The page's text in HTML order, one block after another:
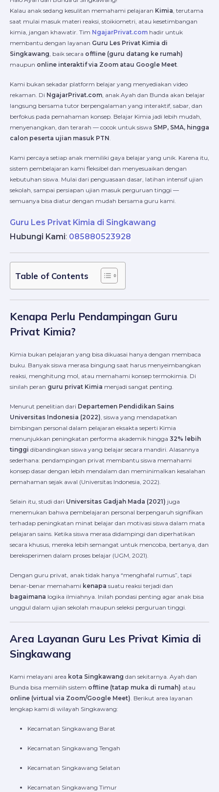
Kalau anak sedang kesulitan memahami pelajaran Kimia , terutama
saat mulai masuk materi reaksi, stoikiometri, atau kesetimbangan
kimia, jangan khawatir. Tim NgajarPrivat.com hadir untuk
membantu dengan layanan Guru Les Privat Kimia di
Singkawang , baik secara offline (guru datang ke rumah)
maupun online interaktif via Zoom atau Google Meet
Kami bukan sekadar platform belajar yang menyediakan video
rekaman. Di NgajarPrivat.com , anak Ayah dan Bunda akan belajar
langsung bersama tutor berpengalaman yang interaktif, sabar, dan
berfokus pada pemahaman konsep. Belajar Kimia jadi lebih mudah,
menyenangkan, dan terarah — cocok untuk siswa SMP, SMA, hingga
calon peserta ujian masuk PTN
Kami percaya setiap anak memiliki gaya belajar yang unik. Karena itu,
sistem pembelajaran kami fleksibel dan menyesuaikan dengan
kebutuhan siswa. Mulai dari penguasaan dasar, latihan intensif ujian
sekolah, sampai persiapan ujian masuk perguruan tinggi —
semuanya bisa diatur dengan mudah bersama guru kami.
Guru Les Privat Kimia di Singkawang
Hubungi Kami: 085880523928
Table of Contents
Kenapa Perlu Pendampingan Guru
Privat Kimia?
Kimia bukan pelajaran yang bisa dikuasai hanya dengan membaca
buku. Banyak siswa merasa bingung saat harus menyeimbangkan
reaksi, menghitung mol, atau memahami konsep termokimia. Di
sinilah peran guru privat Kimia menjadi sangat penting.
Menurut penelitian dari Departemen Pendidikan Sains
Universitas Indonesia (2022) , siswa yang mendapatkan
bimbingan personal dalam pelajaran eksakta seperti Kimia
menunjukkan peningkatan performa akademik hingga 32% lebih
tinggi dibandingkan siswa yang belajar secara mandiri. Alasannya
sederhana: pendampingan privat membantu siswa memahami
konsep dasar dengan lebih mendalam dan meminimalkan kesalahan
pemahaman sejak awal (Universitas Indonesia, 2022).
Selain itu, studi dari Universitas Gadjah Mada (2021) juga
menemukan bahwa pembelajaran personal berpengaruh signifikan
terhadap peningkatan minat belajar dan motivasi siswa dalam mata
pelajaran sains. Ketika siswa merasa didampingi dan diperhatikan
secara khusus, mereka lebih semangat untuk mencoba, bertanya, dan
bereksperimen dalam proses belajar (UGM, 2021).
Dengan guru privat, anak tidak hanya “menghafal rumus”, tapi
benar-benar memahami kenapa suatu reaksi terjadi dan
bagaimana logika ilmiahnya. Inilah pondasi penting agar anak bisa
unggul dalam ujian sekolah maupun seleksi perguruan tinggi.
Area Layanan Guru Les Privat Kimia di
Singkawang
Kami melayani area kota Singkawang dan sekitarnya. Ayah dan
Bunda bisa memilih sistem offline (tatap muka di rumah) atau
online (virtual via Zoom/Google Meet) . Berikut area layanan
lengkap kami di wilayah Singkawang:
Kecamatan Singkawang Barat
Kecamatan Singkawang Tengah
Kecamatan Singkawang Selatan
Kecamatan Singkawang Timur